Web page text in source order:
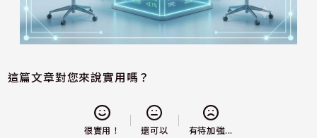
這篇文章對您來說實用嗎？
很實用！ 還可以 有待加強...